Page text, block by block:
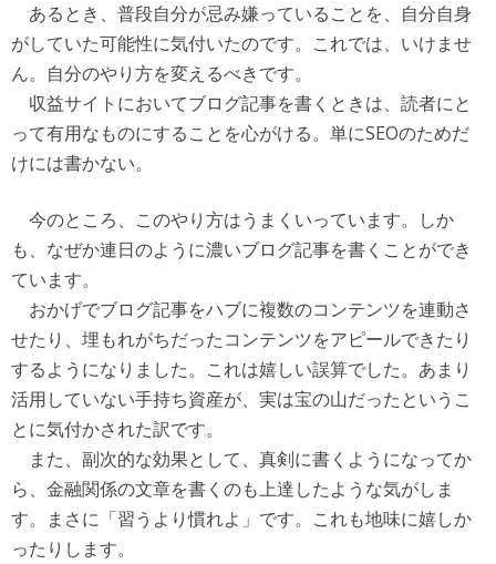
あるとき、普段自分が忌み嫌っていることを、自分自身
がしていた可能性に気付いたのです。これでは、いけませ
ん。自分のやり方を変えるべきです。
収益サイトにおいてブログ記事を書くときは、読者にと
って有用なものにすることを心がける。単にSEOのためだ
けには書かない。
今のところ、このやり方はうまくいっています。しか
も、なぜか連日のように濃いブログ記事を書くことができ
ています。
おかげでブログ記事をハブに複数のコンテンツを連動さ
せたり、埋もれがちだったコンテンツをアピールできたり
するようになりました。これは嬉しい誤算でした。あまり
活用していない手持ち資産が、実は宝の山だったというこ
とに気付かされた訳です。
また、副次的な効果として、真剣に書くようになってか
ら、金融関係の文章を書くのも上達したような気がしま
す。まさに「習うより慣れよ」です。これも地味に嬉しか
ったりします。